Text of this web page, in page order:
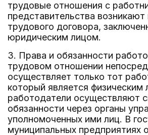
трудовые отношения с
представительства возникают
трудового договора,
юридическим лицом.
3. Права и обязанности
трудовом отношении
осуществляет только тот
который является
работодатели осуществляют
обязанности через органы
уполномоченных ими лиц. В
муниципальных предприятиях